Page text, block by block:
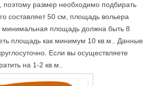
размер необходимо подбирать
составляет 50 см, площадь вольера
минимальная площадь должна быть 8
площадь как минимум 10 кв.м.. Данные
Если вы осуществляете
на 1-2 кв.м..